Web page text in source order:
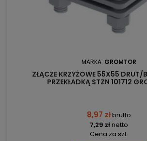
MARKA: GROMTOR
ZŁĄCZE KRZYŻOWE 55X55 DRUT/
PRZEKŁADKĄ STZN 101712
8,97 złbrutto
7,29 złnetto
Cena za szt.